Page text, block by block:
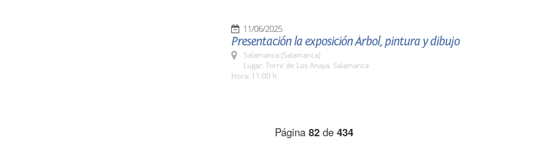
11/06/2025
Presentación la exposición Árbol, pintura y dibujo
Salamanca (Salamanca)
Lugar: Torre de Los Anaya. Salamanca
Hora: 11:00 h.
Página 82 de 434